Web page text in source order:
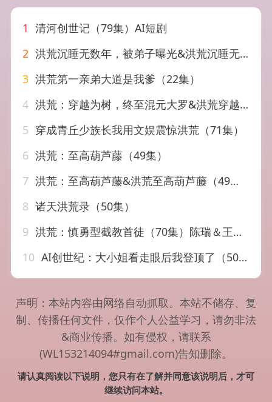
1 清河创世记（79集）AI短剧
2 洪荒沉睡无数年，被弟子曝光&洪荒沉睡无数年被弟子曝光（71集）AI短剧
3 洪荒第一亲弟大道是我爹（22集）
4 洪荒：穿越为树，终至混元大罗&洪荒穿越为树终至混元大罗（68集）漫剧
5 穿成青丘少族长我用文娱震惊洪荒（71集）
6 洪荒：至高葫芦藤（49集）
7 洪荒：至高葫芦藤&洪荒至高葫芦藤（49集）漫剧
8 诸天洪荒录（50集）
9 洪荒：慎勇型截教首徒（70集）陈瑞＆王之一
10 AI创世纪：大小姐看走眼后我登顶了（50集）陈星磊＆邓语迎
声明：本站内容由网络自动抓取。本站不储存、复
制、传播任何文件，仅作个人公益学习，请勿非法
&商业传播。如有侵权，请联系
(WL153214094#gmail.com)告知删除。
请认真阅读以下说明，您只有在了解并同意该说明后，才可
继续访问本站。